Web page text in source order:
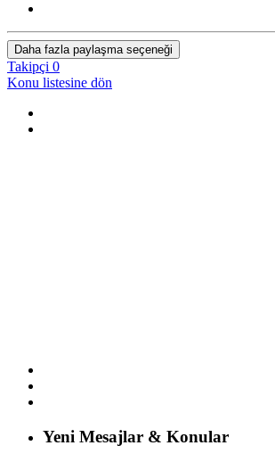
Daha fazla paylaşma seçeneği
Takipçi 0
Konu listesine dön
Yeni Mesajlar & Konular